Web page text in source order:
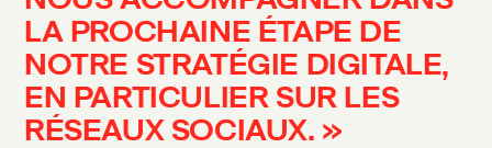
LA PROCHAINE ÉTAPE DE
NOTRE STRATÉGIE DIGITALE,
EN PARTICULIER SUR LES
RÉSEAUX SOCIAUX. »